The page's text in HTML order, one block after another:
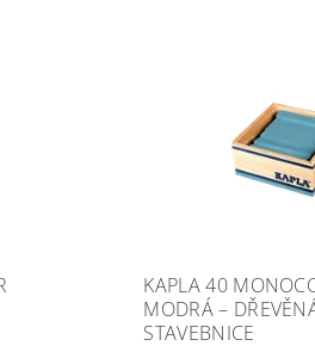
KAPLA 40
MODRÁ –
STAVEBNICE